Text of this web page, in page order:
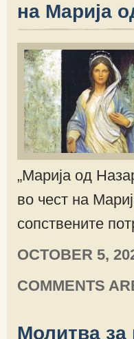
на Марија
„Марија од
во чест на
сопствените
OCTOBER 5,
COMMENTS
Молитва за